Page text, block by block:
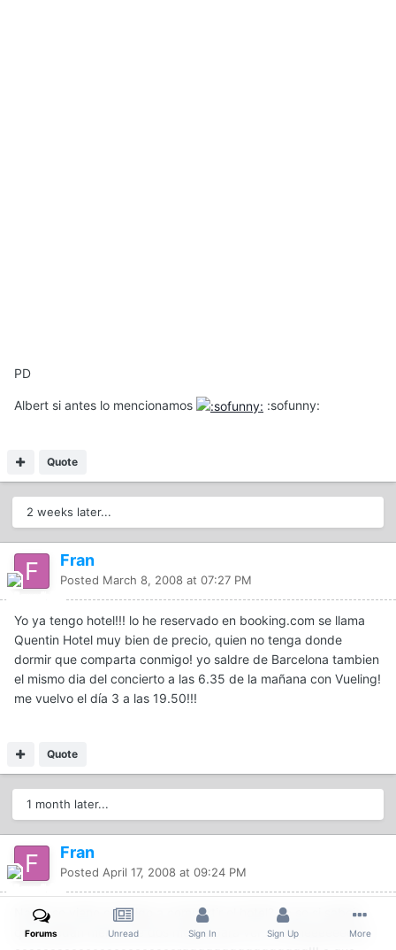
PD
Albert si antes lo mencionamos :sofunny:
Quote
2 weeks later...
Fran
Posted March 8, 2008 at 07:27 PM
Yo ya tengo hotel!!! lo he reservado en booking.com se llama
Quentin Hotel muy bien de precio, quien no tenga donde
dormir que comparta conmigo! yo saldre de Barcelona tambien
el mismo dia del concierto a las 6.35 de la mañana con Vueling!
me vuelvo el día 3 a las 19.50!!!
Quote
1 month later...
Fran
Posted April 17, 2008 at 09:24 PM
Nadie se viene conmigo a compartir el hotel? no se si sabeis
que quedan menos de dos meses para ver a Célineeeeeeeee
Forums Unread Sign In Sign Up More